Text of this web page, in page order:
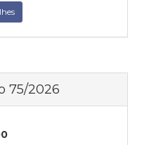
75/2026